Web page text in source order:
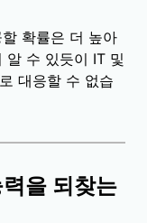
확률은 더 높아
알 수 있듯이 IT 및
대응할 수 없습
을 되찾는